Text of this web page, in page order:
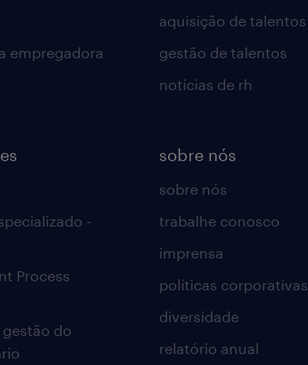
empregadora
-
Process
do
aquisição de talentos
gestão de talentos
notícias de rh
sobre nós
sobre nós
trabalhe conosco
imprensa
políticas corporativas
diversidade
relatório anual